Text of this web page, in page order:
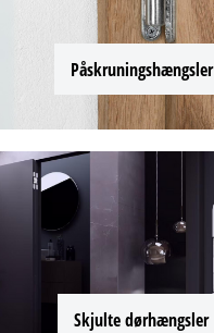
Påskruningshængsler
Skjulte dørhængsler